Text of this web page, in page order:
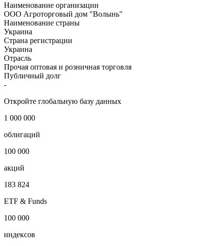
Наименование организации
ООО Агроторговый дом "Волынь"
Наименование страны
Украина
Страна регистрации
Украина
Отрасль
Прочая оптовая и розничная торговля
Публичный долг
-
Откройте глобальную базу данных
1 000 000
облигаций
100 000
акций
183 824
ETF & Funds
100 000
индексов